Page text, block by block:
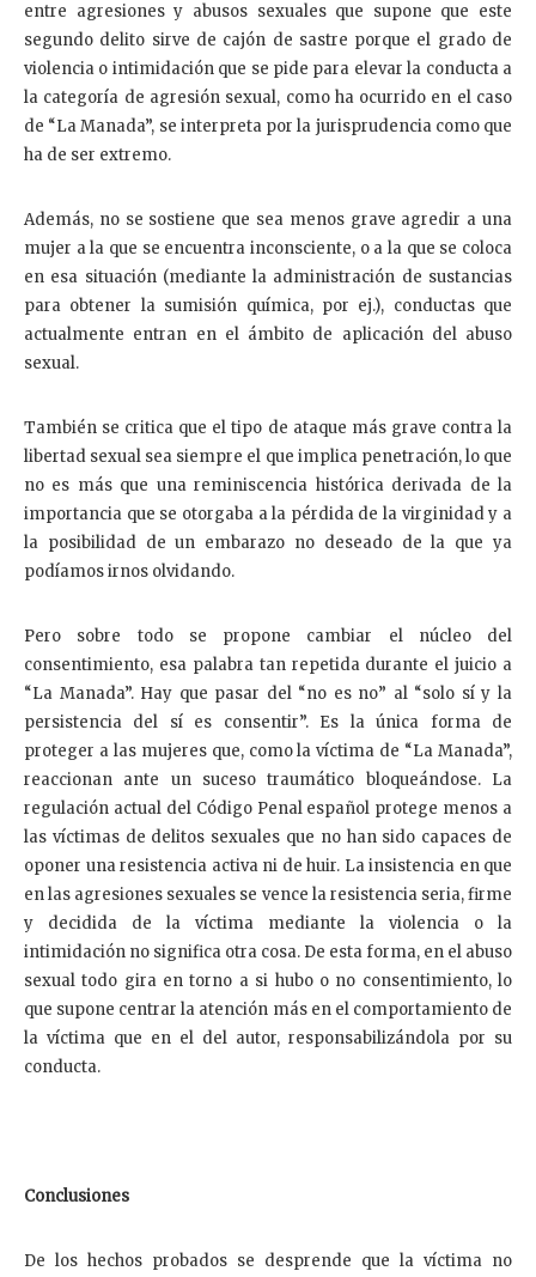
entre agresiones y abusos sexuales que supone que este
segundo delito sirve de cajón de sastre porque el grado de
violencia o intimidación que se pide para elevar la conducta a
la categoría de agresión sexual, como ha ocurrido en el caso
de “La Manada”, se interpreta por la jurisprudencia como que
ha de ser extremo.
Además, no se sostiene que sea menos grave agredir a una
mujer a la que se encuentra inconsciente, o a la que se coloca
en esa situación (mediante la administración de sustancias
para obtener la sumisión química, por ej.), conductas que
actualmente entran en el ámbito de aplicación del abuso
sexual.
También se critica que el tipo de ataque más grave contra la
libertad sexual sea siempre el que implica penetración, lo que
no es más que una reminiscencia histórica derivada de la
importancia que se otorgaba a la pérdida de la virginidad y a
la posibilidad de un embarazo no deseado de la que ya
podíamos irnos olvidando.
Pero sobre todo se propone cambiar el núcleo del
consentimiento, esa palabra tan repetida durante el juicio a
“La Manada”. Hay que pasar del “no es no” al “solo sí y la
persistencia del sí es consentir”. Es la única forma de
proteger a las mujeres que, como la víctima de “La Manada”,
reaccionan ante un suceso traumático bloqueándose. La
regulación actual del Código Penal español protege menos a
las víctimas de delitos sexuales que no han sido capaces de
oponer una resistencia activa ni de huir. La insistencia en que
en las agresiones sexuales se vence la resistencia seria, firme
y decidida de la víctima mediante la violencia o la
intimidación no significa otra cosa. De esta forma, en el abuso
sexual todo gira en torno a si hubo o no consentimiento, lo
que supone centrar la atención más en el comportamiento de
la víctima que en el del autor, responsabilizándola por su
conducta.
Conclusiones
De los hechos probados se desprende que la víctima no